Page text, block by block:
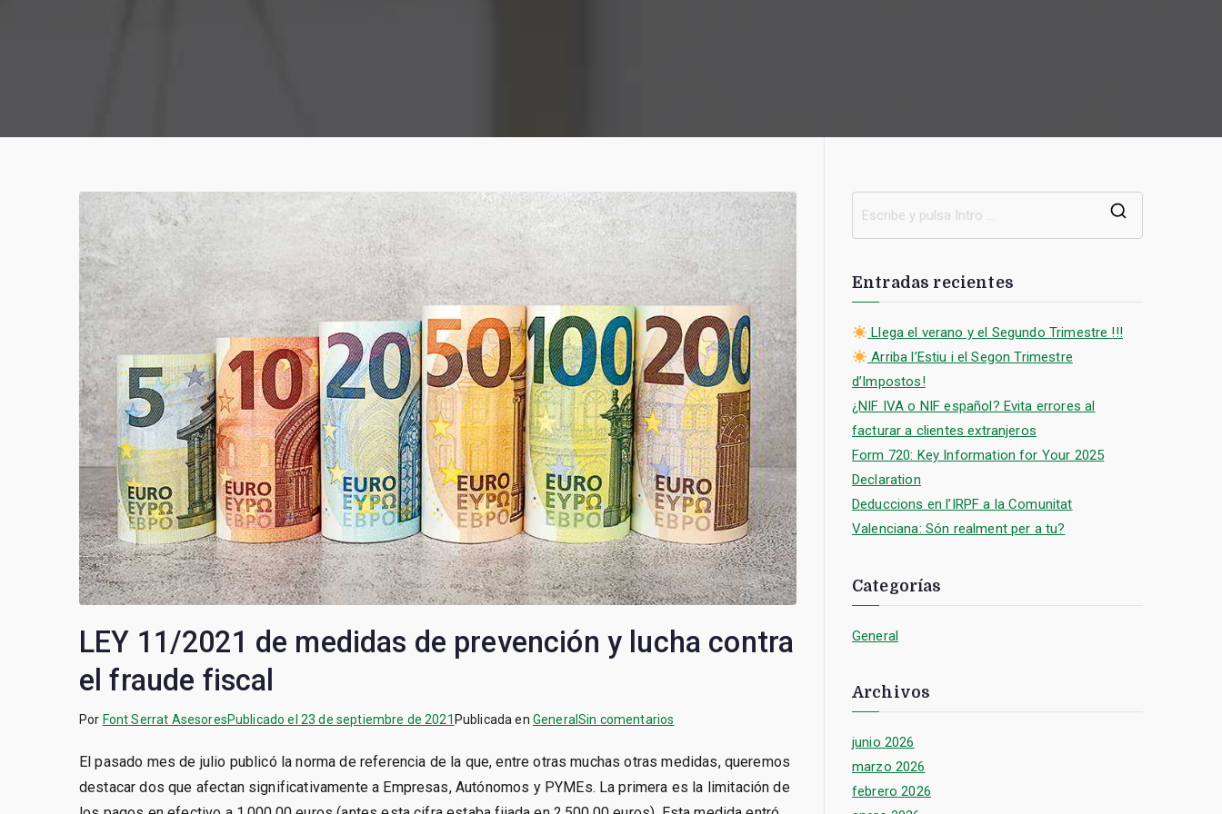
LEY 11/2021 de medidas de prevención y lucha contra
el fraude fiscal
Por Font Serrat AsesoresPublicado el 23 de septiembre de 2021 Publicada en General Sin comentarios
11/2021
de
medidas
El pasado mes de julio publicó la norma de referencia de la que, entre otras muchas otras medidas, queremos
destacar dos que afectan significativamente a Empresas, Autónomos y PYMEs. La primera es la limitación de
Entradas recientes
Llega el verano y el Segundo Trimestre !!!
Arriba l’Estiu i el Segon Trimestre
d’Impostos!
¿NIF IVA o NIF español? Evita errores al
facturar a clientes extranjeros
Form 720: Key Information for Your 2025
Declaration
Deduccions en l’IRPF a la Comunitat
Valenciana: Són realment per a tu?
Categorías
General
Archivos
junio 2026
marzo 2026
febrero 2026